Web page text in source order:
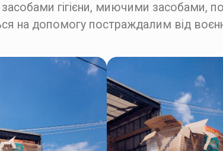
гігієни, миючими засобами,
на допомогу постраждалим від